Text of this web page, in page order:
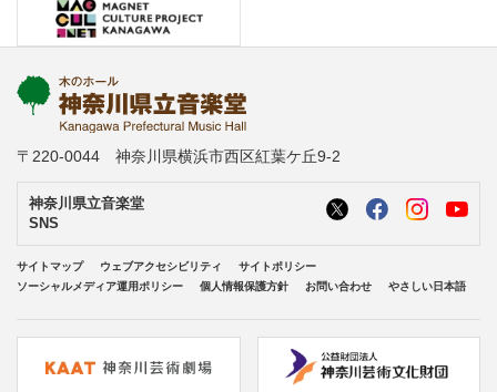
〒220-0044 神奈川県横浜市西区紅葉ケ丘9-2
神奈川県立音楽堂
SNS
サイトマップ ウェブアクセシビリティ
サイトポリシー
ソーシャルメディア運用ポリシー
個人情報保護方針 お問い合わせ やさしい日本語